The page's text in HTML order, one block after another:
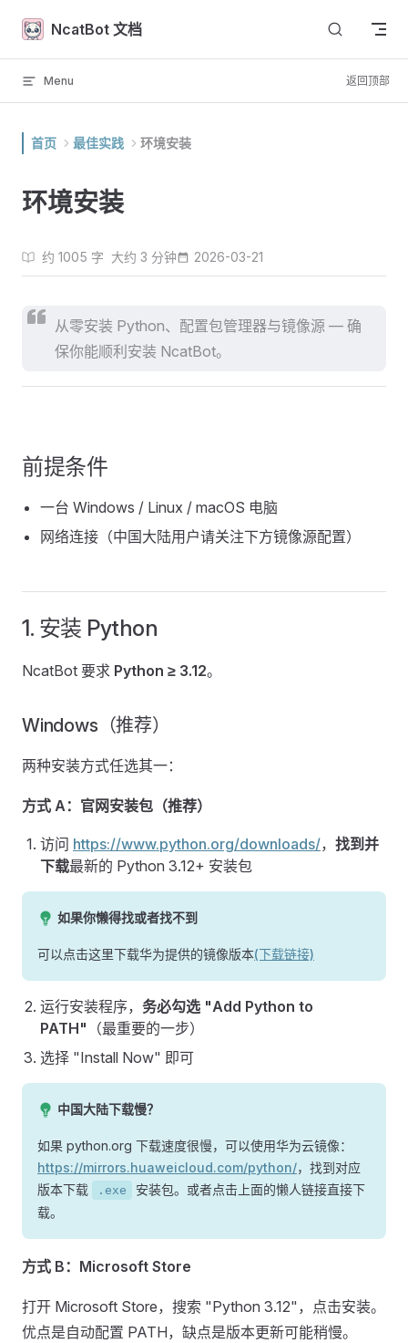
Skip to content
NcatBot 文档
Menu 返回顶部
首页 最佳实践 环境安装
环境安装
约 1005 字 大约 3 分钟 2026-03-21
从零安装 Python、配置包管理器与镜像源 — 确
保你能顺利安装 NcatBot。
前提条件
一台 Windows / Linux / macOS 电脑
网络连接（中国大陆用户请关注下方镜像源配置）
1. 安装 Python
NcatBot 要求 Python ≥ 3.12。
Windows（推荐）
两种安装方式任选其一：
方式 A：官网安装包（推荐）
访问 https://www.python.org/downloads/， 找到并
下载最新的 Python 3.12+ 安装包
如果你懒得找或者找不到
可以点击这里下载华为提供的镜像版本(下载链接)
运行安装程序， 务必勾选 "Add Python to
PATH" （最重要的一步）
选择 "Install Now" 即可
中国大陆下载慢？
如果 python.org 下载速度很慢，可以使用华为云镜像：
https://mirrors.huaweicloud.com/python/，找到对应
版本下载
.exe
安装包。或者点击上面的懒人链接直接下
载。
方式 B：Microsoft Store
打开 Microsoft Store，搜索 "Python 3.12"，点击安装。
优点是自动配置 PATH，缺点是版本更新可能稍慢。